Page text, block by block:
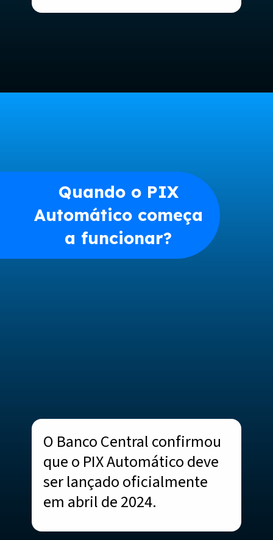
O Banco Central confirmou
que o PIX Automático deve
ser lançado oficialmente
em abril de 2024.
Quando o PIX
Automático começa
a funcionar?